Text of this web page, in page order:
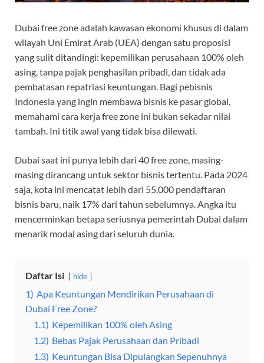
Dubai free zone adalah kawasan ekonomi khusus di dalam
wilayah Uni Emirat Arab (UEA) dengan satu proposisi
yang sulit ditandingi: kepemilikan perusahaan 100% oleh
asing, tanpa pajak penghasilan pribadi, dan tidak ada
pembatasan repatriasi keuntungan. Bagi pebisnis
Indonesia yang ingin membawa bisnis ke pasar global,
memahami cara kerja free zone ini bukan sekadar nilai
tambah. Ini titik awal yang tidak bisa dilewati.
Dubai saat ini punya lebih dari 40 free zone, masing-
masing dirancang untuk sektor bisnis tertentu. Pada 2024
saja, kota ini mencatat lebih dari 55.000 pendaftaran
bisnis baru, naik 17% dari tahun sebelumnya. Angka itu
mencerminkan betapa seriusnya pemerintah Dubai dalam
menarik modal asing dari seluruh dunia.
Daftar Isi hide
1) Apa Keuntungan Mendirikan Perusahaan di
Dubai Free Zone?
1.1) Kepemilikan 100% oleh Asing
1.2) Bebas Pajak Perusahaan dan Pribadi
1.3) Keuntungan Bisa Dipulangkan Sepenuhnya